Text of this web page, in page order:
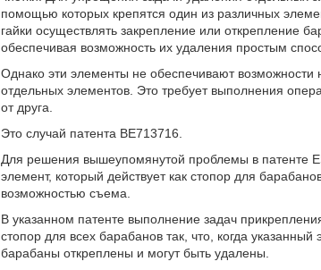
помощью которых крепятся один из различных
гайки осуществлять закрепление или открепление
обеспечивая возможность их удаления простым
Однако эти элементы не обеспечивают
отдельных элементов. Это требует выполнения
от друга.
Это случай патента BE713716.
Для решения вышеупомянутой проблемы в патенте
элемент, который действует как стопор для
возможностью съема.
В указанном патенте выполнение задач
стопор для всех барабанов так, что, когда
барабаны откреплены и могут быть удалены.